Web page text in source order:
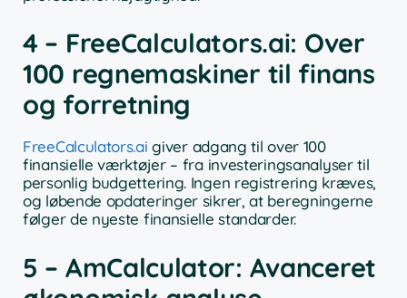
4 – FreeCalculators.ai: Over
100 regnemaskiner til finans
og forretning
FreeCalculators.ai giver adgang til over 100
finansielle værktøjer – fra investeringsanalyser til
personlig budgettering. Ingen registrering kræves,
og løbende opdateringer sikrer, at beregningerne
følger de nyeste finansielle standarder.
5 – AmCalculator: Avanceret